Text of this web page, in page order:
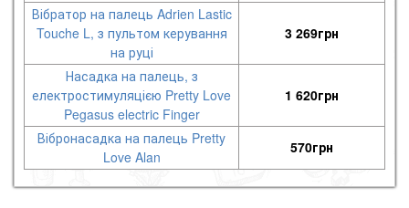
Вібратор на палець Adrien Lastic
Touche L, з пультом керування
на руці
3 269грн
Насадка на палець, з
електростимуляцією Pretty Love
Pegasus electric Finger
1 620грн
Вібронасадка на палець Pretty
Love Alan
570грн